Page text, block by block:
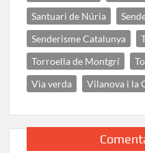
Santuari de Núria
Senderisme Catalunya
Torroella de Montgrí
Via verda
Vilanova i la